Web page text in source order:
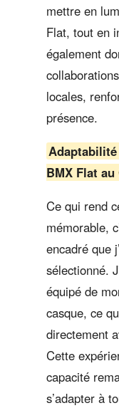
mettre en
Flat, tout en
également
locales,
présence.
BMX Flat
Ce qui rend
mémorable,
encadré que
sélectionné.
équipé de
casque, ce
directement
Cette
capacité
s’adapter à